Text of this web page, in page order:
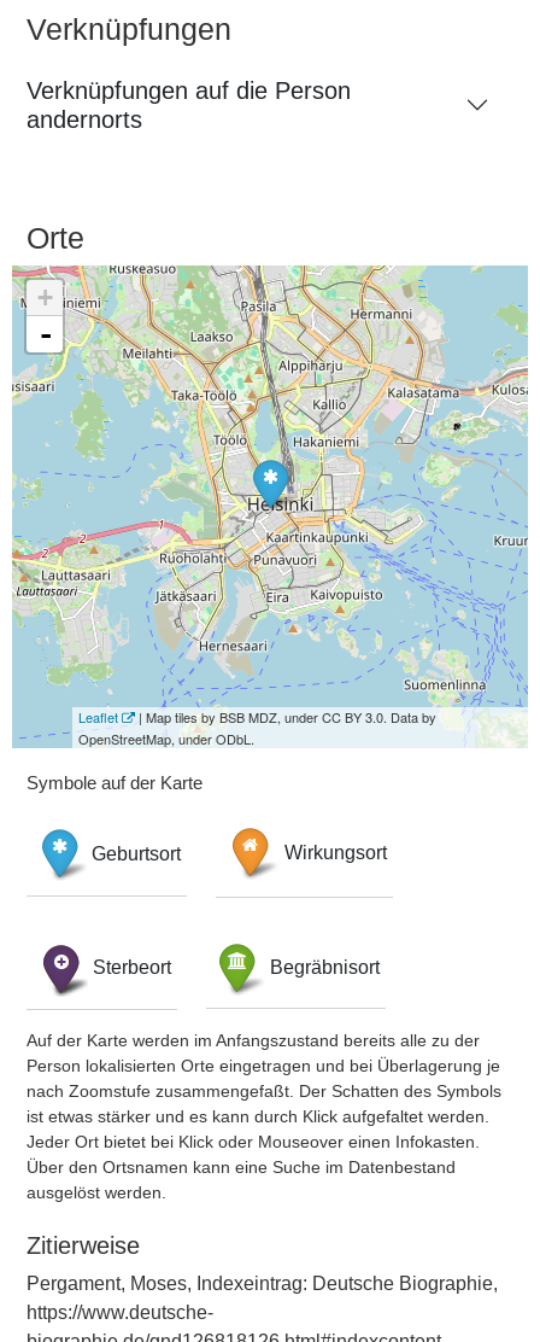
Verknüpfungen
Verknüpfungen auf die Person
andernorts
Orte
+
-
Leaflet
| Map tiles by BSB MDZ, under CC BY 3.0. Data by
OpenStreetMap, under ODbL.
Symbole auf der Karte
Geburtsort Wirkungsort
Sterbeort Begräbnisort
Auf der Karte werden im Anfangszustand bereits alle zu der
Person lokalisierten Orte eingetragen und bei Überlagerung je
nach Zoomstufe zusammengefaßt. Der Schatten des Symbols
ist etwas stärker und es kann durch Klick aufgefaltet werden.
Jeder Ort bietet bei Klick oder Mouseover einen Infokasten.
Über den Ortsnamen kann eine Suche im Datenbestand
ausgelöst werden.
Zitierweise
Pergament, Moses, Indexeintrag: Deutsche Biographie,
https://www.deutsche-